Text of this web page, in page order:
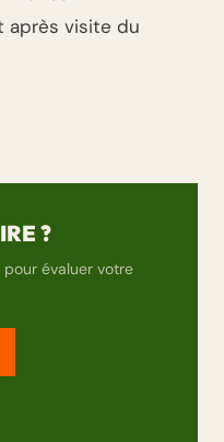
après visite du
?
évaluer votre